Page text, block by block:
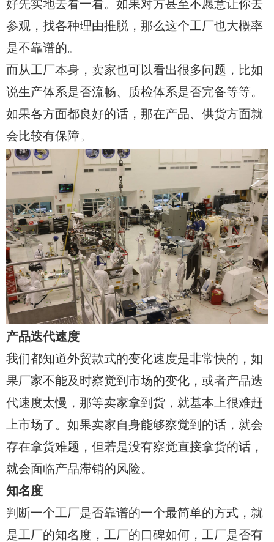
好先实地去看一看。如果对方甚至不愿意让你去
参观，找各种理由推脱，那么这个工厂也大概率
是不靠谱的。
而从工厂本身，卖家也可以看出很多问题，比如
说生产体系是否流畅、质检体系是否完备等等。
如果各方面都良好的话，那在产品、供货方面就
会比较有保障。
产品迭代速度
我们都知道外贸款式的变化速度是非常快的，如
果厂家不能及时察觉到市场的变化，或者产品迭
代速度太慢，那等卖家拿到货，就基本上很难赶
上市场了。如果卖家自身能够察觉到的话，就会
存在拿货难题，但若是没有察觉直接拿货的话，
就会面临产品滞销的风险。
知名度
判断一个工厂是否靠谱的一个最简单的方式，就
是工厂的知名度，工厂的口碑如何，工厂是否有